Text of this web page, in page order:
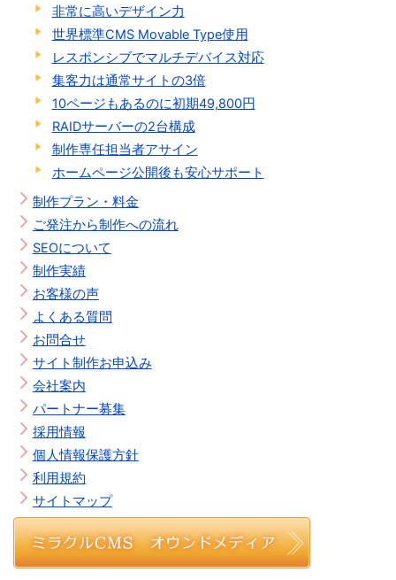
非常に高いデザイン力
世界標準CMS Movable Type使用
レスポンシブでマルチデバイス対応
集客力は通常サイトの3倍
10ページもあるのに初期49,800円
RAIDサーバーの2台構成
制作専任担当者アサイン
ホームページ公開後も安心サポート
制作プラン・料金
ご発注から制作への流れ
SEOについて
制作実績
お客様の声
よくある質問
お問合せ
サイト制作お申込み
会社案内
パートナー募集
採用情報
個人情報保護方針
利用規約
サイトマップ